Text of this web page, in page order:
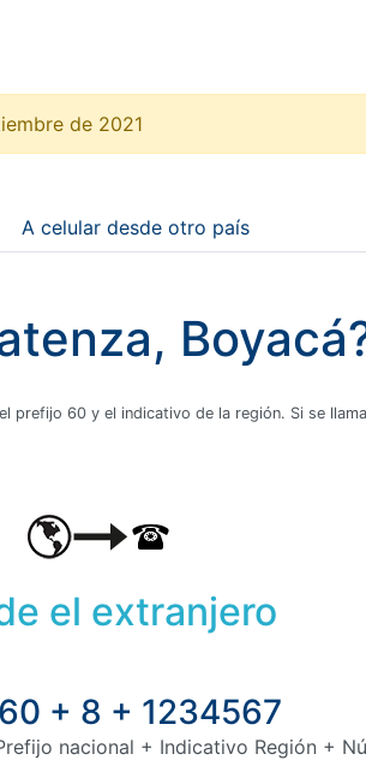
de 2021
A celular desde otro país
prefijo 60 y el indicativo de la región. Si se
el extranjero
+ 8 + 1234567
nacional + Indicativo Región +